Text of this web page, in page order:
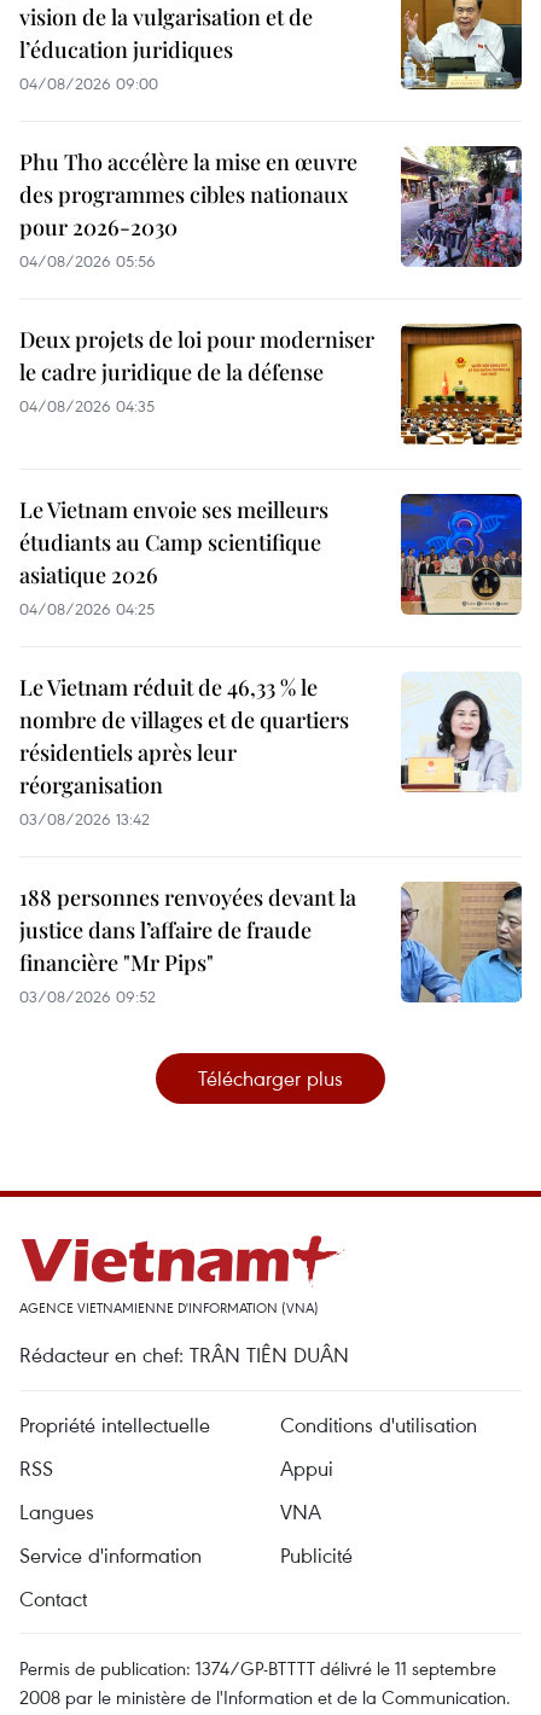
vision de la vulgarisation et de
l’éducation juridiques
04/08/2026 09:00
Phu Tho accélère la mise en œuvre
des programmes cibles nationaux
pour 2026-2030
04/08/2026 05:56
Deux projets de loi pour moderniser
le cadre juridique de la défense
04/08/2026 04:35
Le Vietnam envoie ses meilleurs
étudiants au Camp scientifique
asiatique 2026
04/08/2026 04:25
Le Vietnam réduit de 46,33 % le
nombre de villages et de quartiers
résidentiels après leur
réorganisation
03/08/2026 13:42
188 personnes renvoyées devant la
justice dans l’affaire de fraude
financière "Mr Pips"
03/08/2026 09:52
Télécharger plus
AGENCE VIETNAMIENNE D'INFORMATION (VNA)
Rédacteur en chef: TRÂN TIÊN DUÂN
Propriété intellectuelle
Conditions d'utilisation
RSS
Appui
Langues
VNA
Service d'information
Publicité
Contact
Permis de publication: 1374/GP-BTTTT délivré le 11 septembre
2008 par le ministère de l'Information et de la Communication.